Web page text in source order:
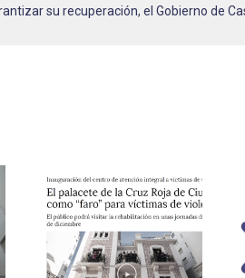
su recuperación, el Gobierno de